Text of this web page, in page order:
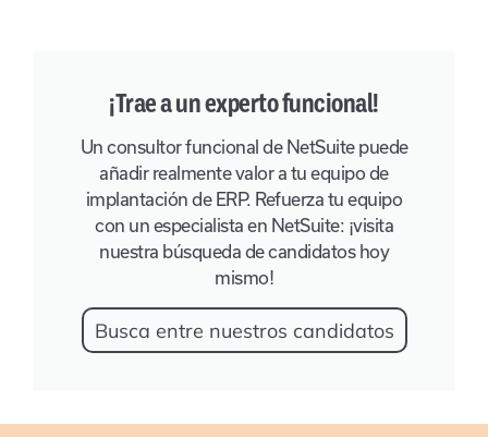
¡Trae a un experto funcional!
Un consultor funcional de NetSuite puede
añadir realmente valor a tu equipo de
implantación de ERP. Refuerza tu equipo
con un especialista en NetSuite: ¡visita
nuestra búsqueda de candidatos hoy
mismo!
Busca entre nuestros candidatos